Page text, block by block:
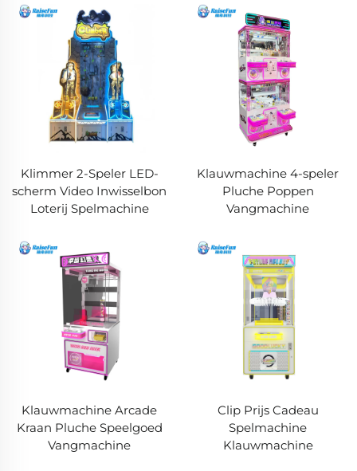
Klimmer 2-Speler LED-
scherm Video Inwisselbon
Loterij Spelmachine
Klauwmachine 4-speler
Pluche Poppen
Vangmachine
Klauwmachine Arcade
Kraan Pluche Speelgoed
Vangmachine
Clip Prijs Cadeau
Spelmachine
Klauwmachine